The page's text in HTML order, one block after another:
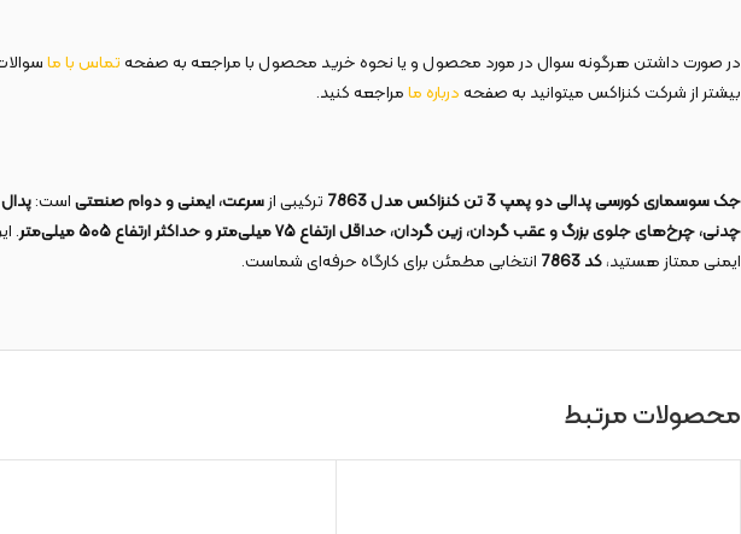
در صورت داشتن هرگونه سوال در مورد محصول و یا نحوه خرید محصول با مراجعه به صفحهتماس با ما
بیشتر از شرکت کنزاکس میتوانید به صفحهدرباره مامراجعه کنید.
جک سوسماری کورسی پدالی دو پمپ 3 تن کنزاکس مدل 7863 ترکیبی ازسرعت، ایمنی و دوام صنعتیاست:
چدنی، چرخ‌های جلوی بزرگ و عقب گردان، زین گردان، حداقل ارتفاع۷۵میلی‌متر و حداکثر ارتفاع۵۰۵میلی‌متر.
ایمنی ممتاز هستید،کد 7863 انتخابی مطمئن برای کارگاه حرفه‌ای شماست.
محصولات مرتبط